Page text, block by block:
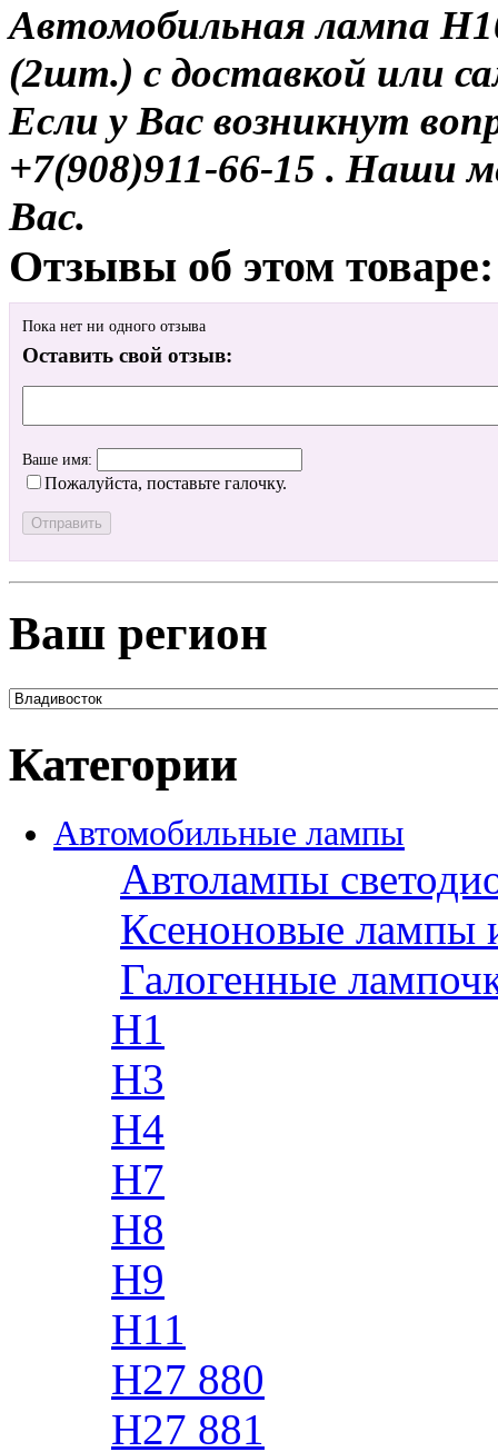
Автомобильная лампа
(2шт.) с доставкой или
Если у Вас возникнут
+7(908)911-66-15 . Наши
Вас.
Отзывы об этом товаре:
Пока нет ни одного отзыва
Оставить свой отзыв:
Ваше имя:
Пожалуйста, поставьте галочку.
Ваш регион
Категории
Автомобильные лампы
Автолампы
Ксеноновые лампы
Галогенные
H1
H3
H4
H7
H8
H9
H11
H27 880
H27 881